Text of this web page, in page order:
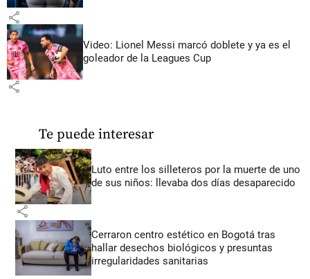
share
Video: Lionel Messi marcó doblete y ya es el
goleador de la Leagues Cup
share
Te puede interesar
Luto entre los silleteros por la muerte de uno
de sus niños: llevaba dos días desaparecido
share
Cerraron centro estético en Bogotá tras
hallar desechos biológicos y presuntas
irregularidades sanitarias